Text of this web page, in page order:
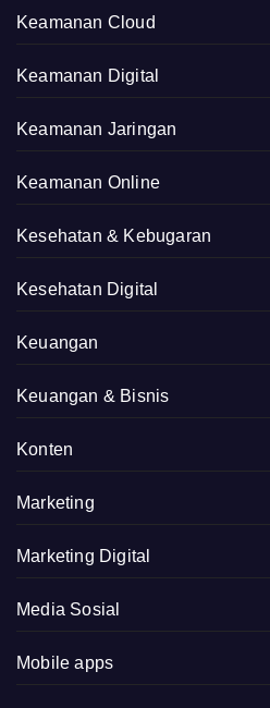
Keamanan Cloud
Keamanan Digital
Keamanan Jaringan
Keamanan Online
Kesehatan & Kebugaran
Kesehatan Digital
Keuangan
Keuangan & Bisnis
Konten
Marketing
Marketing Digital
Media Sosial
Mobile apps